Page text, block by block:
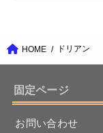
HOME ドリアン
固定ページ
お問い合わせ